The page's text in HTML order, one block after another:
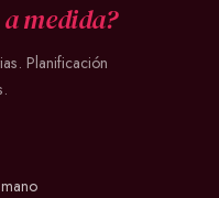
a medida?
Planificación